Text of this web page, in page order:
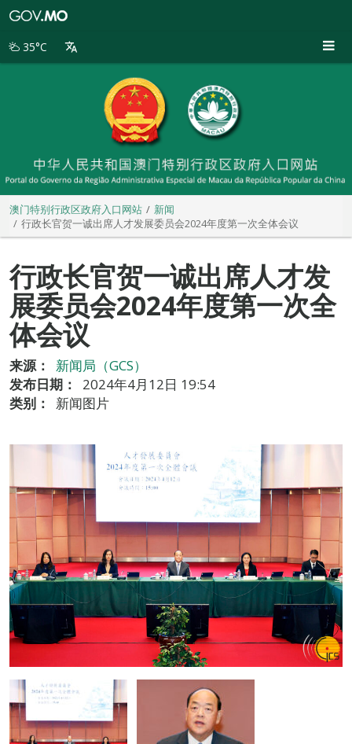
别
35°C
澳门特别行政区政府入口网站
新闻
行政长官贺一诚出席人才发展委员会2024年度第一次全体会议
行政长官贺一诚出席人才发
展委员会2024年度第一次全
体会议
来源：
新闻局（GCS）
发布日期：
2024年4月12日 19:54
类别：
新闻图片